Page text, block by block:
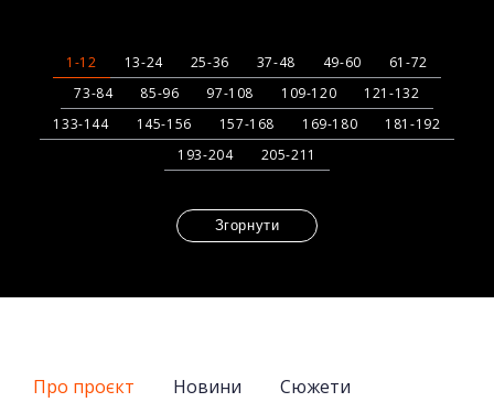
1-12 13-24 25-36 37-48 49-60
61-72
73-84
85-96 97-108 109-120
121-132
133-144
145-156 157-168 169-180
181-192
193-204
205-211
Згорнути
Про проєкт Новини
Сюжети